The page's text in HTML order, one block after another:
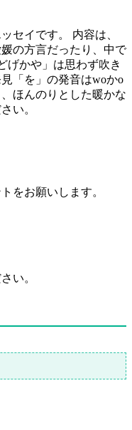
セイです。 内容は、
の方言だったり、中で
げかや」は思わず吹き
「を」の発音はwoかo
ほんのりとした暖かな
い。
をお願いします。
い。